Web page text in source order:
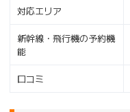
対応エリア
新幹線・飛行機の予約機
能
口コミ